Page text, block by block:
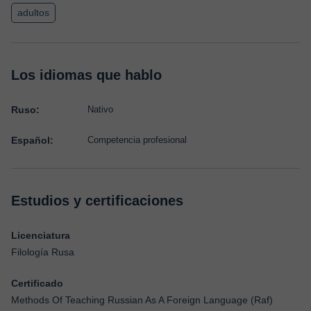
adultos
Los idiomas que hablo
Ruso: Nativo
Español: Competencia profesional
Estudios y certificaciones
Licenciatura
Filología Rusa
Certificado
Methods Of Teaching Russian As A Foreign Language (Raf)